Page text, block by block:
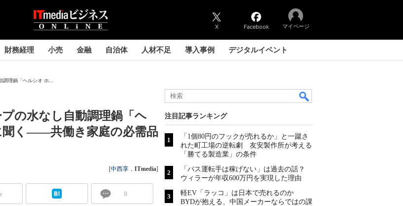
X Facebook マイページ
財務経理 小売 金融 自治体 人材不足 導入事例 デジタルイベント
理鍋「ヘルシオ ホ...
の水なし自動調理鍋「ヘ
聞く――共働き家庭の必需品
[中西享 ， ITmedia]
0
注目記事ランキング
「1個80円のフックが売れるか」と一蹴さ
れた町工場の逆転劇 友安製作所が考える
「勝てる製造業」の条件
「バス運転手は稼げない」は過去の話？
ウィラーが年収600万円を実現した理由
軽EV「ラッコ」は日本で売れるのか
BYDが抱える、中国メーカーならではの課